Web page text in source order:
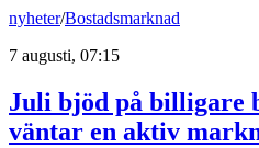
nyheter/Bostadsmarknad
7 augusti, 07:15
Juli bjöd på billigare
väntar en aktiv